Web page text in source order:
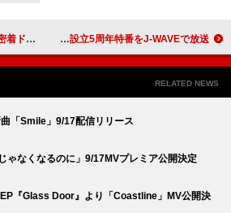
15周年記念 BE:FIRST／HANA／SKY-HIら出演、佐藤隆太がナレーション BMSG設立5周年特番をJ-WAVEで放送
RELATED NEWS
「Smile」9/17配信リリース
ゃなくなるのに」9/17MVプレミア公開決定
『Glass Door』より「Coastline」MV公開決